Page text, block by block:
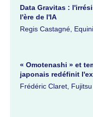
Data Gravitas :
l'ère de l'IA
Regis Castagné,
« Omotenashi » et
japonais redéfinit
Frédéric Claret, Fujitsu